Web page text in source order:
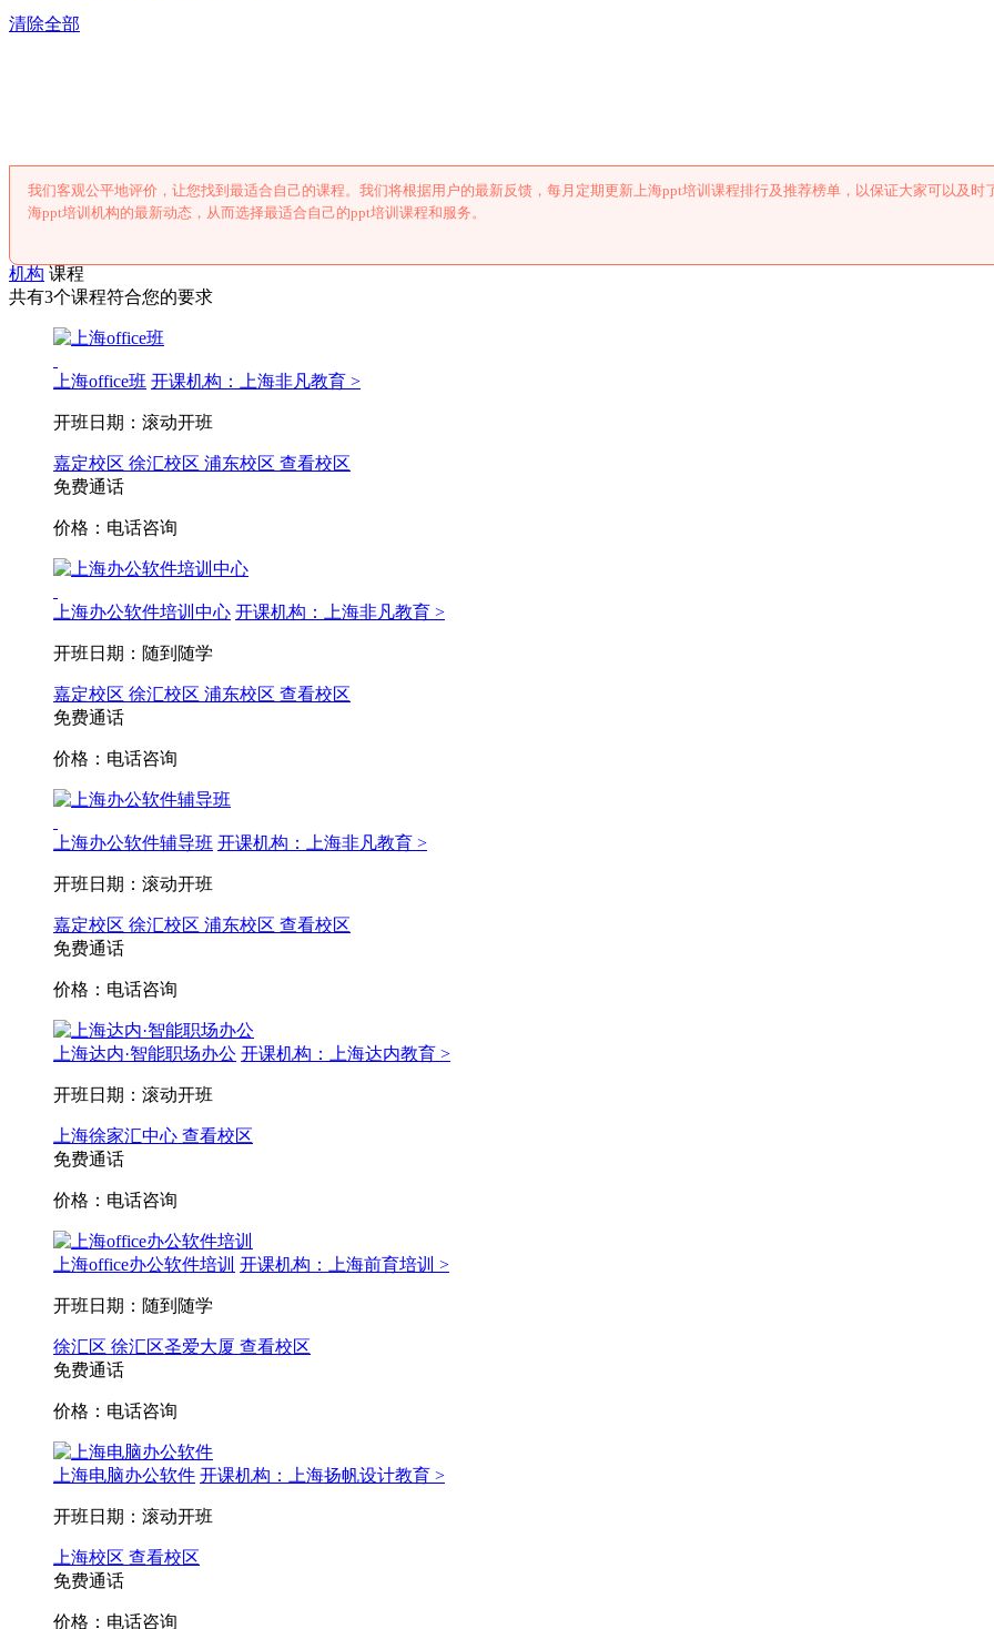
清除全部
我们客观公平地评价，让您找到最适合自己的课程。我们将根据用户的最新反馈，每月定期更新上海ppt培训课程排行及推荐榜单，以保证大家可以及时
海ppt培训机构的最新动态，从而选择最适合自己的ppt培训课程和服务。
机构 课程
共有3个课程符合您的要求
上海office班 开课机构：上海非凡教育 >
开班日期：滚动开班
嘉定校区 徐汇校区 浦东校区 查看校区
免费通话
价格：电话咨询
上海办公软件培训中心 开课机构：上海非凡教育 >
开班日期：随到随学
嘉定校区 徐汇校区 浦东校区 查看校区
免费通话
价格：电话咨询
上海办公软件辅导班 开课机构：上海非凡教育 >
开班日期：滚动开班
嘉定校区 徐汇校区 浦东校区 查看校区
免费通话
价格：电话咨询
上海达内·智能职场办公 开课机构：上海达内教育 >
开班日期：滚动开班
上海徐家汇中心 查看校区
免费通话
价格：电话咨询
上海office办公软件培训 开课机构：上海前育培训 >
开班日期：随到随学
徐汇区 徐汇区圣爱大厦 查看校区
免费通话
价格：电话咨询
上海电脑办公软件 开课机构：上海扬帆设计教育 >
开班日期：滚动开班
上海校区 查看校区
免费通话
价格：电话咨询